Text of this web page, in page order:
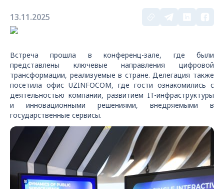
13.11.2025
Встреча прошла в конференц-зале, где были
представлены ключевые направления цифровой
трансформации, реализуемые в стране. Делегация также
посетила офис UZINFOCOM, где гости ознакомились с
деятельностью компании, развитием IT-инфраструктуры
и инновационными решениями, внедряемыми в
государственные сервисы.